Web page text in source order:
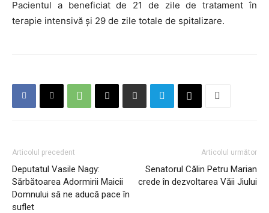
Pacientul a beneficiat de 21 de zile de tratament în
terapie intensivă și 29 de zile totale de spitalizare.
Articolul precedent
Deputatul Vasile Nagy:
Sărbătoarea Adormirii Maicii
Domnului să ne aducă pace în
suflet
Articolul următor
Senatorul Călin Petru Marian
crede în dezvoltarea Văii Jiului